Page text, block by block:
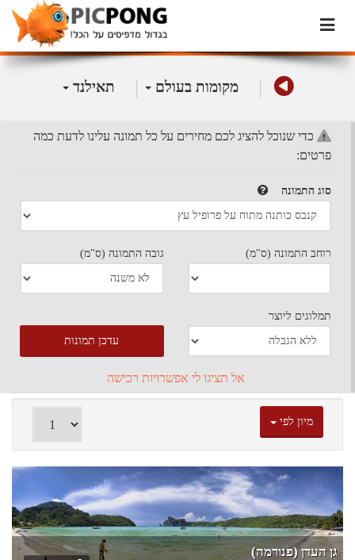
| מקומות בעולם | תאילנד
כדי שנוכל להציג לכם מחירים על כל תמונה עלינו לדעת כמה
פרטים:
סוג התמונה
רוחב התמונה (ס"מ) גובה התמונה (ס"מ)
תמלוגים ליוצר
עדכן תמונות
אל תציגו לי אפשרויות רכישה
מיון לפי
גן העדן (פנורמה)